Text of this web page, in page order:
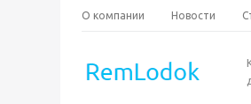
О компании Новости